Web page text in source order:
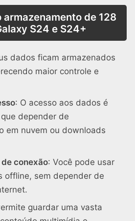
de 128
S24 e S24+
dados ficam armazenados
maior controle e
: O acesso aos dados é
depender de
em nuvem ou downloads
conexão: Você pode usar
offline, sem depender de
guardar uma vasta